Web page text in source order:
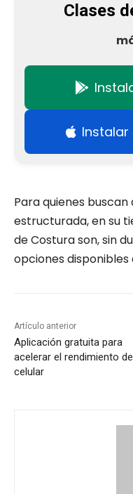
Clases
Instalar
Para quienes
estructurada, en su
de Costura son, sin
opciones
Artículo anterior
Aplicación gratuita para
acelerar el rendimiento
celular